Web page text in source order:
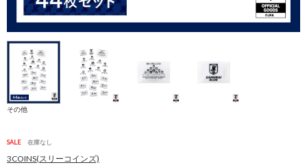
その他
SALE 在庫なし
3COINS(スリーコインズ)